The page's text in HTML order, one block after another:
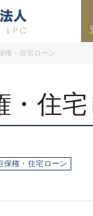
権・住宅ローン
・住
保権・住宅ローン